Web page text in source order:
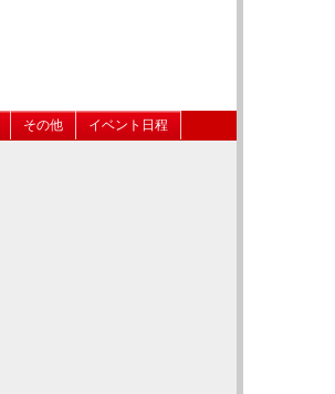
その他 イベント日程